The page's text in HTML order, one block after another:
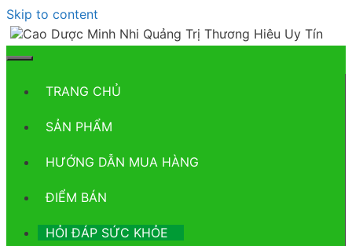
Skip to content
TRANG CHỦ
SẢN PHẨM
HƯỚNG DẪN MUA HÀNG
ĐIỂM BÁN
HỎI ĐÁP SỨC KHỎE